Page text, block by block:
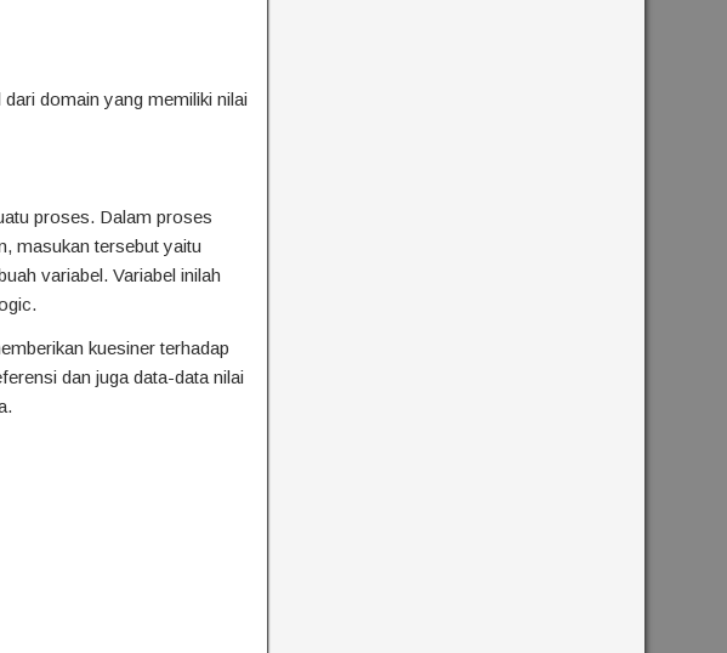
domain yang memiliki nilai
proses. Dalam proses
masukan tersebut yaitu
variabel. Variabel inilah
kuesiner terhadap
dan juga data-data nilai